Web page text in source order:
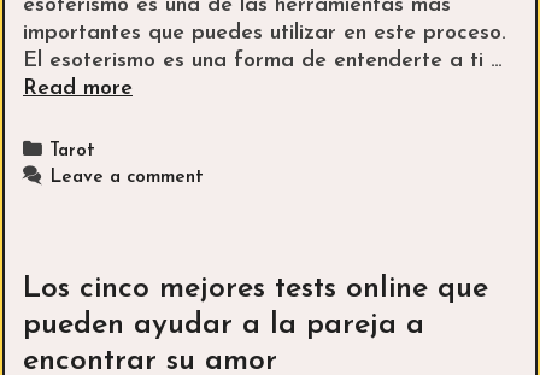
esoterismo es una de las herramientas más
importantes que puedes utilizar en este proceso.
El esoterismo es una forma de entenderte a ti …
Read moreCómo
el
vida
Guía
para
Categories
Tarot
Leave a comment
Los cinco mejores tests online que
pueden ayudar a la pareja a
encontrar su amor